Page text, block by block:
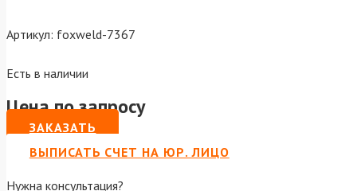
Артикул: foxweld-7367
Есть в наличии
Цена по запросу
ЗАКАЗАТЬ
ВЫПИСАТЬ СЧЕТ НА ЮР. ЛИЦО
Нужна консультация?